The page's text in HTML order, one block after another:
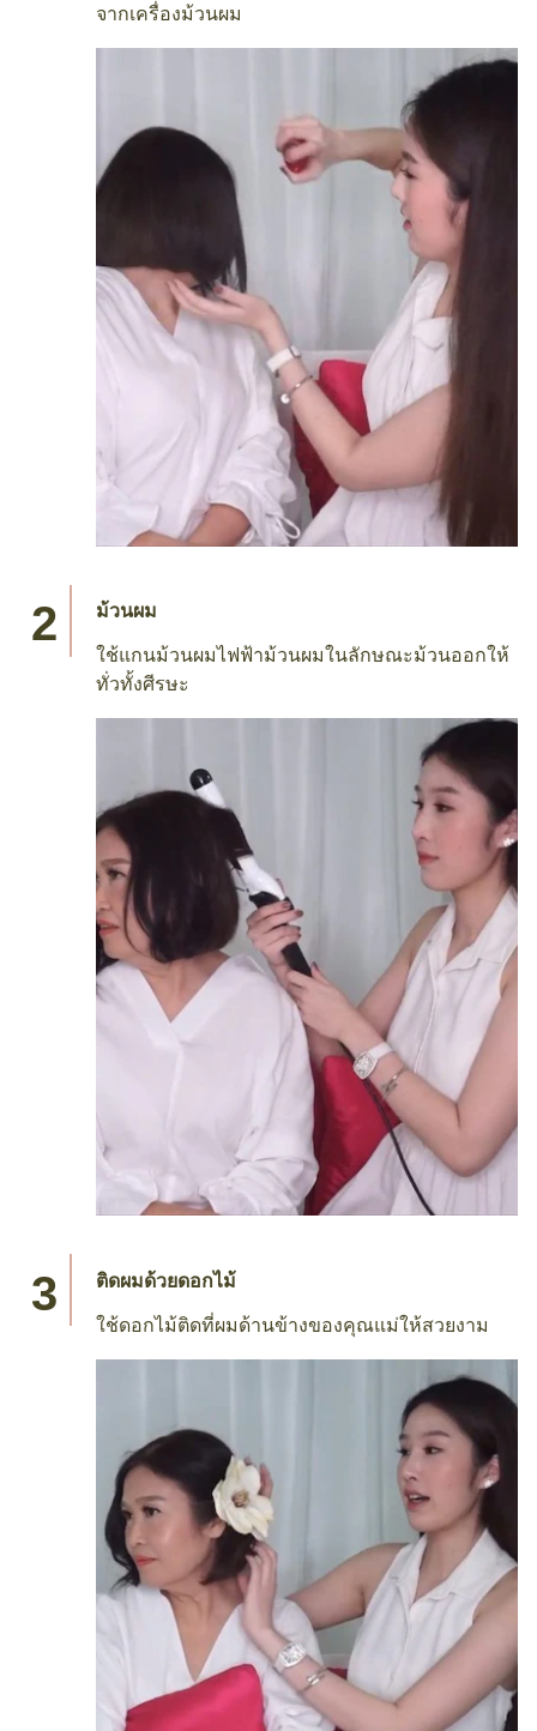
จากเครื่องม้วนผม
ม้วนผม
ใช้แกนม้วนผมไฟฟ้าม้วนผมในลักษณะม้วนออกให้
ทั่วทั้งศีรษะ
ติดผมด้วยดอกไม้
ใช้ดอกไม้ติดที่ผมด้านข้างของคุณแม่ให้สวยงาม